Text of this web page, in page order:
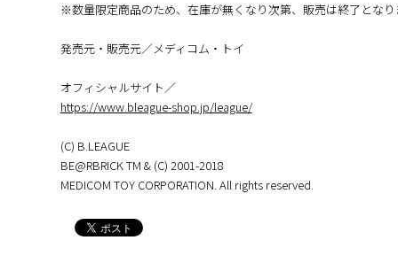
※数量限定商品のため、在庫が無くなり次第、販売は終了となり
発売元・販売元／メディコム・トイ
オフィシャルサイト／
https://www.bleague-shop.jp/league/
(C) B.LEAGUE
BE@RBRICK TM & (C) 2001-2018
MEDICOM TOY CORPORATION. All rights reserved.